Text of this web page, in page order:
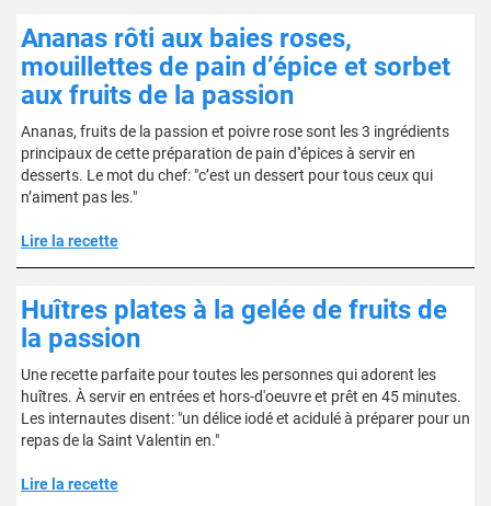
Ananas rôti aux baies roses,
mouillettes de pain d’épice et sorbet
aux fruits de la passion
Ananas, fruits de la passion et poivre rose sont les 3 ingrédients
principaux de cette préparation de pain d''épices à servir en
desserts. Le mot du chef: "c’est un dessert pour tous ceux qui
n’aiment pas les."
Lire la recette
Huîtres plates à la gelée de fruits de
la passion
Une recette parfaite pour toutes les personnes qui adorent les
huîtres. À servir en entrées et hors-d'oeuvre et prêt en 45 minutes.
Les internautes disent: "un délice iodé et acidulé à préparer pour un
repas de la Saint Valentin en."
Lire la recette